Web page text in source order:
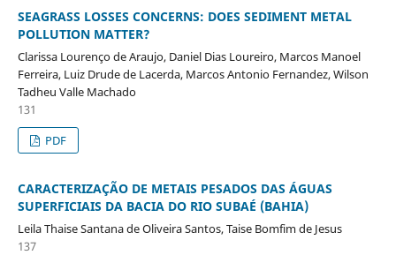
SEAGRASS LOSSES CONCERNS: DOES SEDIMENT METAL
POLLUTION MATTER?
Clarissa Lourenço de Araujo, Daniel Dias Loureiro, Marcos Manoel
Ferreira, Luiz Drude de Lacerda, Marcos Antonio Fernandez, Wilson
Tadheu Valle Machado
131
PDF
CARACTERIZAÇÃO DE METAIS PESADOS DAS ÁGUAS
SUPERFICIAIS DA BACIA DO RIO SUBAÉ (BAHIA)
Leila Thaise Santana de Oliveira Santos, Taise Bomfim de Jesus
137